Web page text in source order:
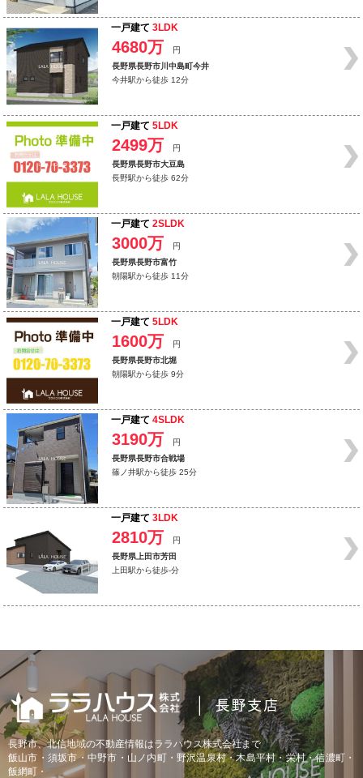
一戸建て 3LDK
4680万
円
長野県長野市川中島町今井
今井駅から徒歩 12分
一戸建て 5LDK
2499万
円
長野県長野市大豆島
長野駅から徒歩 62分
一戸建て 2SLDK
3000万
円
長野県長野市富竹
朝陽駅から徒歩 11分
一戸建て 5LDK
1600万
円
長野県長野市北堀
朝陽駅から徒歩 9分
一戸建て 4SLDK
3190万
円
長野県長野市合戦場
篠ノ井駅から徒歩 25分
一戸建て 3LDK
2810万
円
長野県上田市芳田
上田駅から徒歩-分
長野市、北信地域の不動産情報はララハウス株式会社まで
飯山市・須坂市・中野市・山ノ内町・野沢温泉村・木島平村・栄村・信濃町・
飯網町・